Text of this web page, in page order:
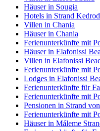
Häuser in Sougia
Hotels in Strand
Villen in Chania
Häuser in Chania
Ferienunterkünfte mit
Häuser in Elafonissi
Villen in Elafonissi
Ferienunterkünfte mit
Lodges in Elafonissi
Ferienunterkünfte für
Ferienunterkünfte mit
Pensionen in Strand
Ferienunterkünfte mit
Häuser in Máleme